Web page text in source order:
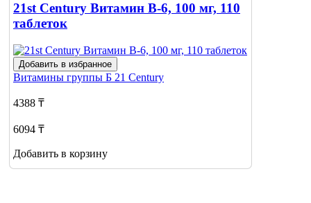
21st Century Витамин B-6, 100 мг, 110
таблеток
Добавить в избранное
Витамины группы Б 21 Century
4388 ₸
6094 ₸
Добавить в корзину